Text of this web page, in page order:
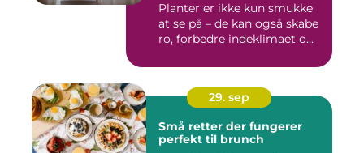
Planter er ikke kun smukke
at se på – de kan også skabe
ro, forbedre indeklimaet o...
29. sep
Små retter der fungerer
perfekt til brunch